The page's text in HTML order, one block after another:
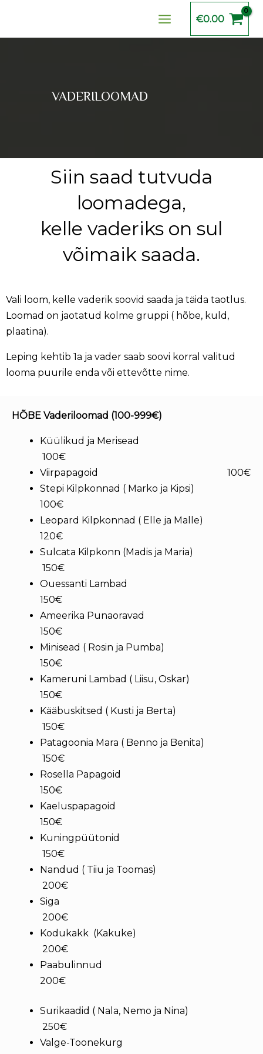
content
Main
Menu
€0.00
VADERILOOMAD
Siin saad tutvuda
loomadega,
kelle vaderiks on sul
võimaik saada.
Vali loom, kelle vaderik soovid saada ja täida taotlus.
Loomad on jaotatud kolme gruppi ( hõbe, kuld,
plaatina).
Leping kehtib 1a ja vader saab soovi korral valitud
looma puurile enda või ettevõtte nime.
HÕBE Vaderiloomad (100-999€)
Küülikud ja Merisead
100€
Viirpapagoid 100€
Stepi Kilpkonnad ( Marko ja Kipsi)
100€
Leopard Kilpkonnad ( Elle ja Malle)
120€
Sulcata Kilpkonn (Madis ja Maria)
150€
Ouessanti Lambad
150€
Ameerika Punaoravad
150€
Minisead ( Rosin ja Pumba)
150€
Kameruni Lambad ( Liisu, Oskar)
150€
Kääbuskitsed ( Kusti ja Berta)
150€
Patagoonia Mara ( Benno ja Benita)
150€
Rosella Papagoid
150€
Kaeluspapagoid
150€
Kuningpüütonid
150€
Nandud ( Tiiu ja Toomas)
200€
Siga
200€
Kodukakk (Kakuke)
200€
Paabulinnud
200€
Surikaadid ( Nala, Nemo ja Nina)
250€
Valge-Toonekurg